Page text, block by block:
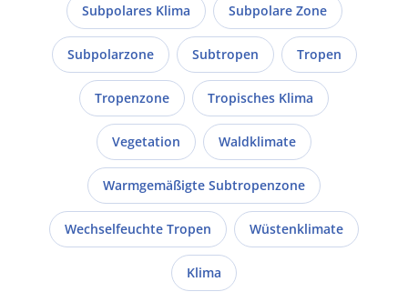
Subpolares Klima Subpolare Zone
Subpolarzone Subtropen Tropen
Tropenzone Tropisches Klima
Vegetation Waldklimate
Warmgemäßigte Subtropenzone
Wechselfeuchte Tropen Wüstenklimate
Klima